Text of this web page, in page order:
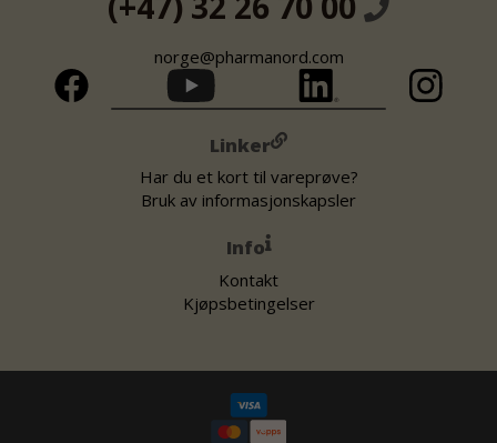
norge@pharmanord.com
Linker
Har du et kort til vareprøve?
Bruk av informasjonskapsler
Info
Kontakt
Kjøpsbetingelser